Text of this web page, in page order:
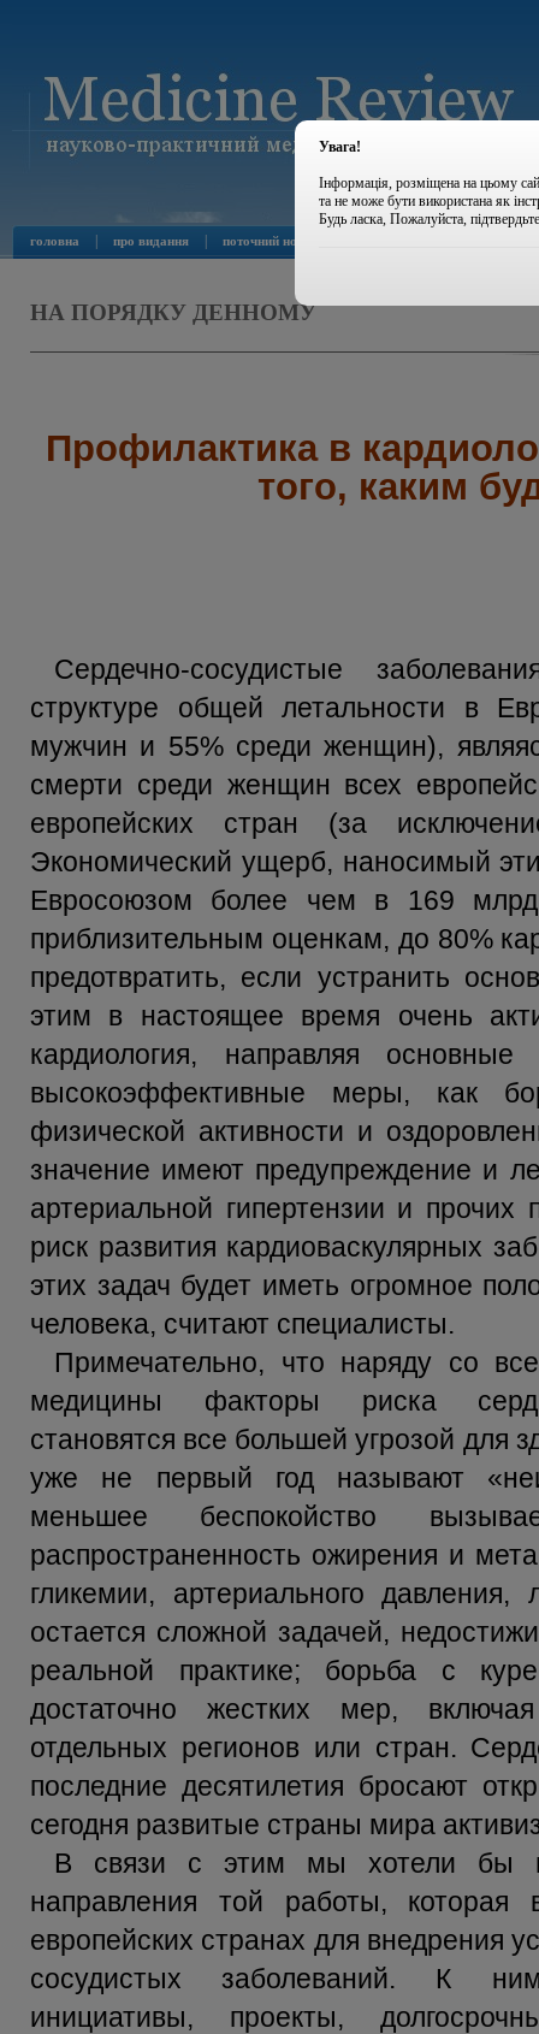
головна про видання поточний номер
НА ПОРЯДКУ ДЕННОМУ
Профилактика в
того, каким
Сердечно-сосудистые
структуре общей летальности в
мужчин и 55% среди женщин),
смерти среди женщин всех
европейских стран (за
Экономический ущерб, наносимый
Евросоюзом более чем в 169
приблизительным оценкам, до 80%
предотвратить, если устранить
этим в настоящее время очень
кардиология, направляя
высокоэффективные меры, как
физической активности и
значение имеют предупреждение и
артериальной гипертензии и прочих
риск развития кардиоваскулярных
этих задач будет иметь огромное
человека, считают специалисты.
Примечательно, что наряду со
медицины факторы риска
становятся все большей угрозой для
уже не первый год называют
меньшее беспокойство
распространенность ожирения и
гликемии, артериального
остается сложной задачей,
реальной практике; борьба с
достаточно жестких мер,
отдельных регионов или стран.
последние десятилетия бросают
сегодня развитые страны мира
В связи с этим мы хотели бы
направления той работы,
европейских странах для внедрения
сосудистых заболеваний. К
инициативы, проекты,
Увага!
Інформація, розміщена на цьому
та не може бути використана як
Будь ласка, Пожалуйста,